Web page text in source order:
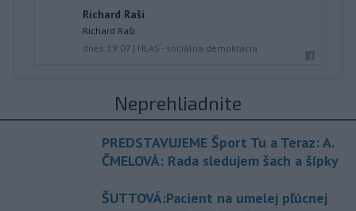
Richard Raši
Richard Raši
dnes 19:07 | HLAS - sociálna demokracia
Neprehliadnite
PREDSTAVUJEME Šport Tu a Teraz: A.
ČMELOVÁ: Rada sledujem šach a šípky
ŠUTTOVÁ:Pacient na umelej pľúcnej